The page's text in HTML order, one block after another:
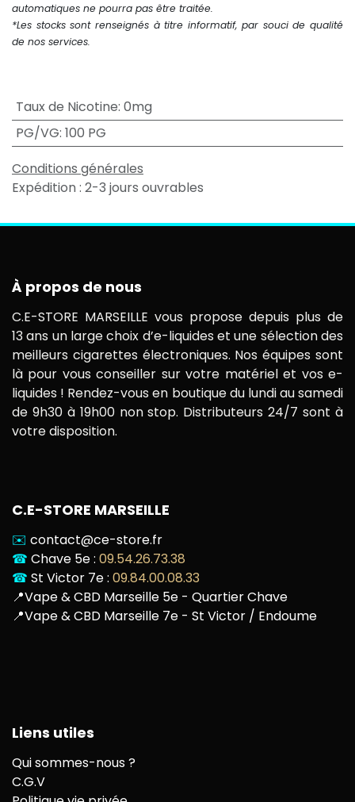
automatiques ne pourra pas être traitée.
*Les stocks sont renseignés à titre informatif, par souci de qualité
de nos services.
Taux de Nicotine: 0mg
PG/VG: 100 PG
Conditions générales
Expédition : 2-3 jours ouvrables
À propos de nous
C.E-STORE MARSEILLE vous propose depuis plus de
13 ans un large choix d’e-liquides et une sélection des
meilleurs cigarettes électroniques. Nos équipes sont
là pour vous conseiller sur votre matériel et vos e-
liquides ! Rendez-vous en boutique du lundi au samedi
de 9h30 à 19h00 non stop. Distributeurs 24/7 sont à
votre disposition.
C.E-STORE MARSEILLE
✉️ contact@ce-store.fr
☎ Chave 5e : 09.54.26.73.38
☎ St Victor 7e : 09.84.00.08.33
📍Vape & CBD Marseille 5e - Quartier Chave
📍Vape & CBD Marseille 7e - St Victor / Endoume
Liens utiles
Qui sommes-nous ?
C.G.V